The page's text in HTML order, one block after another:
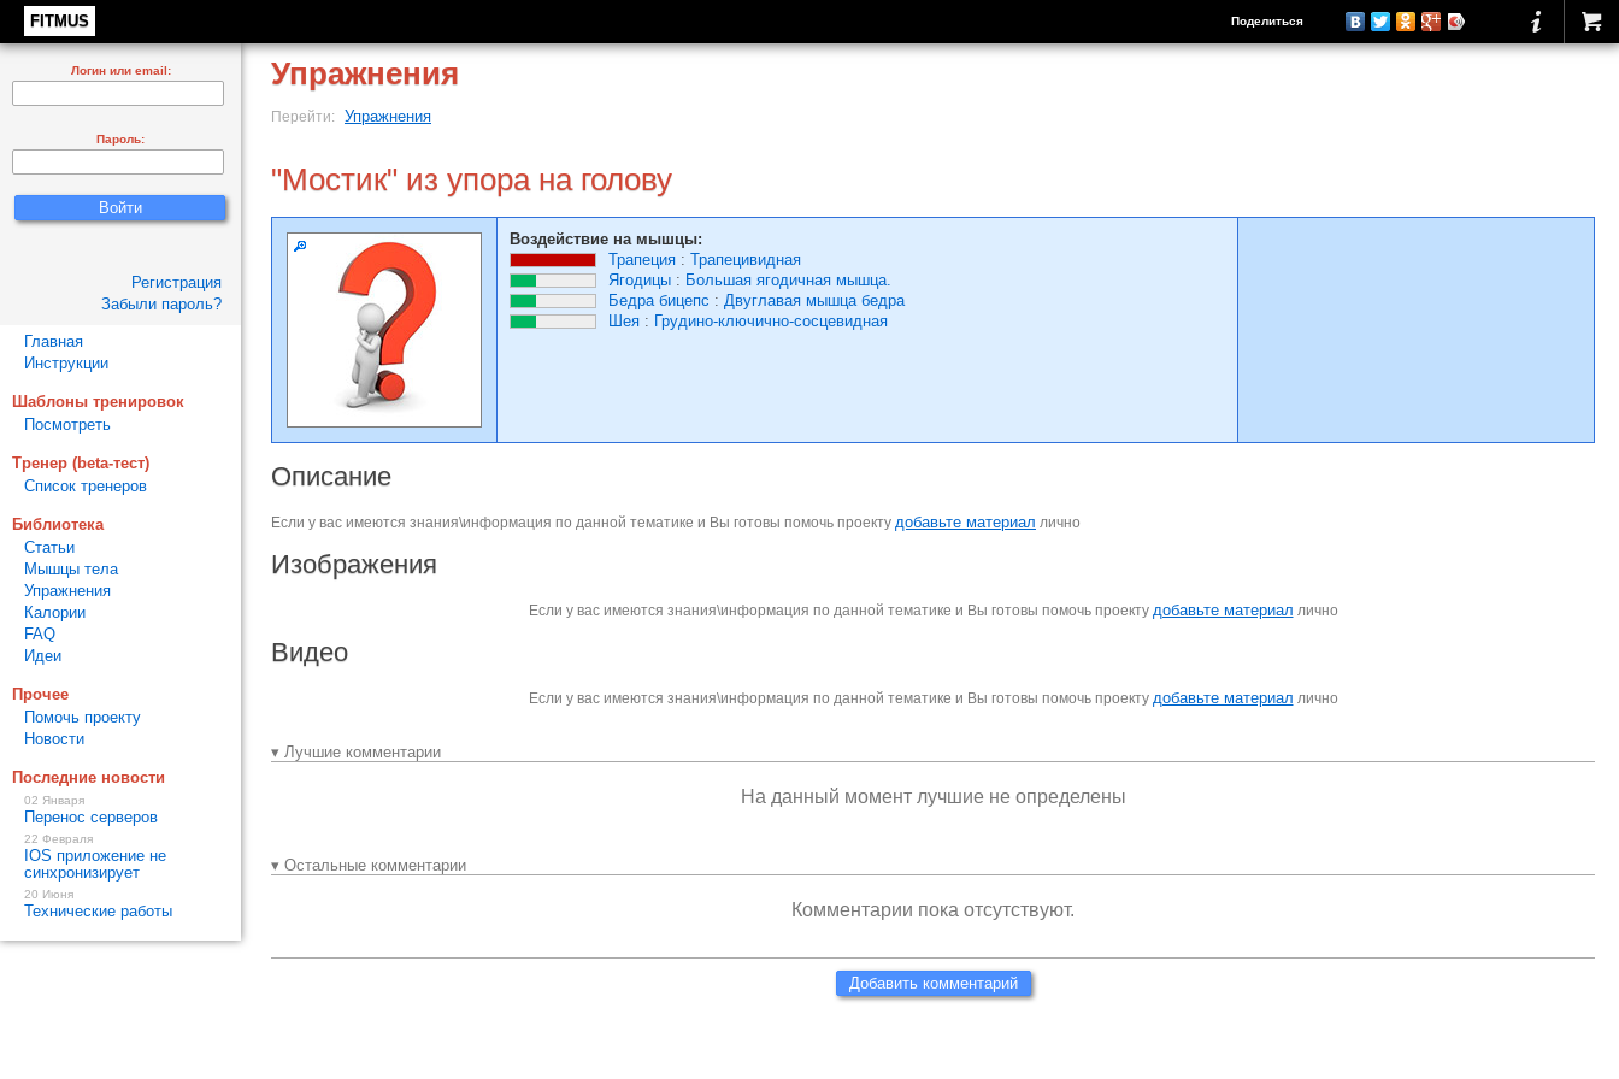
FITMUS Поделиться
Упражнения
Перейти: Упражнения
"Мостик" из упора на голову
Воздействие на мышцы:
Трапеция : Трапецивидная
Ягодицы : Большая ягодичная мышца.
Бедра бицепс : Двуглавая мышца бедра
Шея : Грудино-ключично-сосцевидная
Описание
Если у вас имеются знания\информация по данной тематике и Вы готовы помочь проекту добавьте материал лично
Изображения
Если у вас имеются знания\информация по данной тематике и Вы готовы помочь проекту добавьте материал лично
Видео
Если у вас имеются знания\информация по данной тематике и Вы готовы помочь проекту добавьте материал лично
▾ Лучшие комментарии
На данный момент лучшие не определены
▾ Остальные комментарии
Комментарии пока отсутствуют.
Добавить комментарий
Логин или email:
Пароль:
Регистрация
Забыли пароль?
Главная
Инструкции
Шаблоны тренировок
Посмотреть
Тренер (beta-тест)
Список тренеров
Библиотека
Статьи
Мышцы тела
Упражнения
Калории
FAQ
Идеи
Прочее
Помочь проекту
Новости
Последние новости
02 Января
Перенос серверов
22 Февраля
IOS приложение не
синхронизирует
20 Июня
Технические работы